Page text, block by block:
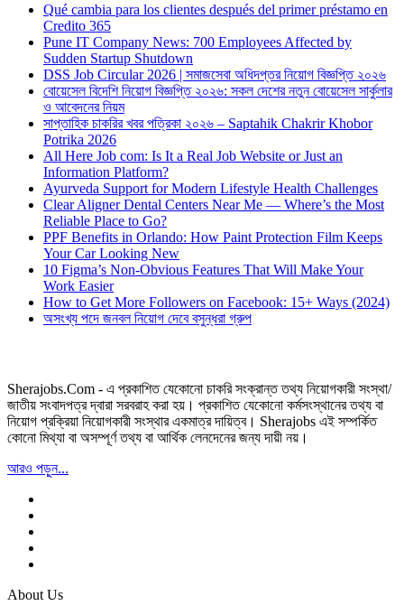
Qué cambia para los clientes después del primer préstamo en
Credito 365
Pune IT Company News: 700 Employees Affected by
Sudden Startup Shutdown
DSS Job Circular 2026 | সমাজসেবা অধিদপ্তর নিয়োগ বিজ্ঞপ্তি ২০২৬
বোয়েসেল বিদেশি নিয়োগ বিজ্ঞপ্তি ২০২৬: সকল দেশের নতুন বোয়েসেল সার্কুলার
ও আবেদনের নিয়ম
সাপ্তাহিক চাকরির খবর পত্রিকা ২০২৬ – Saptahik Chakrir Khobor
Potrika 2026
All Here Job com: Is It a Real Job Website or Just an
Information Platform?
Ayurveda Support for Modern Lifestyle Health Challenges
Clear Aligner Dental Centers Near Me — Where’s the Most
Reliable Place to Go?
PPF Benefits in Orlando: How Paint Protection Film Keeps
Your Car Looking New
10 Figma’s Non-Obvious Features That Will Make Your
Work Easier
How to Get More Followers on Facebook: 15+ Ways (2024)
অসংখ্য পদে জনবল নিয়োগ দেবে বসুন্ধরা গ্রুপ
Sherajobs.Com - এ প্রকাশিত যেকোনো চাকরি সংক্রান্ত তথ্য নিয়োগকারী সংস্থা/
জাতীয় সংবাদপত্র দ্বারা সরবরাহ করা হয়। প্রকাশিত যেকোনো কর্মসংস্থানের তথ্য বা
নিয়োগ প্রক্রিয়া নিয়োগকারী সংস্থার একমাত্র দায়িত্ব। Sherajobs এই সম্পর্কিত
কোনো মিথ্যা বা অসম্পূর্ণ তথ্য বা আর্থিক লেনদেনের জন্য দায়ী নয়।
আরও পড়ুন...
About Us